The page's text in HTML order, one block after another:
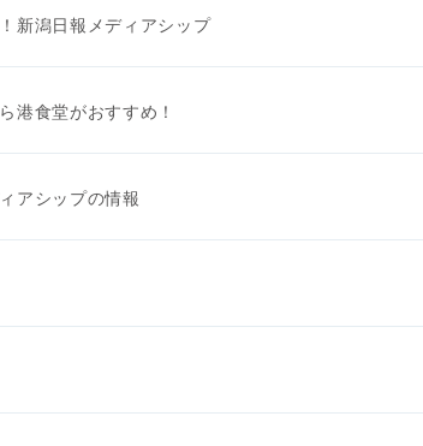
新潟日報メディアシップ
港食堂がおすすめ！
アシップの情報